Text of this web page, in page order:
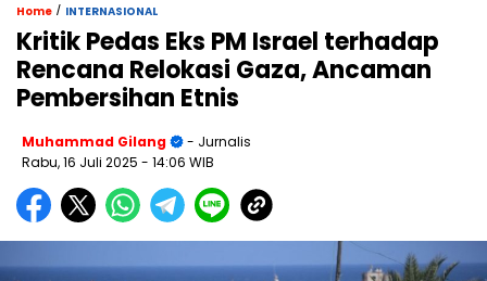
Home / INTERNASIONAL
Kritik Pedas Eks PM Israel terhadap
Rencana Relokasi Gaza, Ancaman
Pembersihan Etnis
Muhammad Gilang
- Jurnalis
Rabu, 16 Juli 2025 - 14:06 WIB